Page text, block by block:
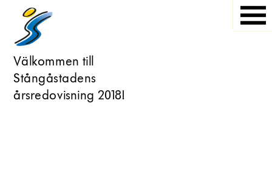
Välkommen till
Stångåstadens
årsredovisning 2018!